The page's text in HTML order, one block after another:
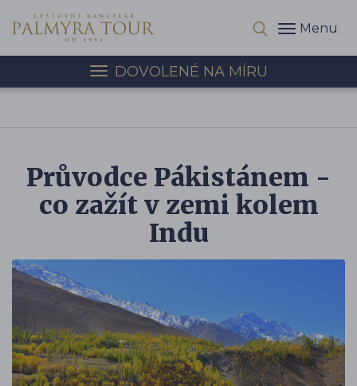
Menu
DOVOLENÉ NA MÍRU
Průvodce Pákistánem -
co zažít v zemi kolem
Indu